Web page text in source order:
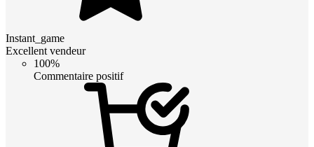
Instant_game
Excellent vendeur
100%
Commentaire positif